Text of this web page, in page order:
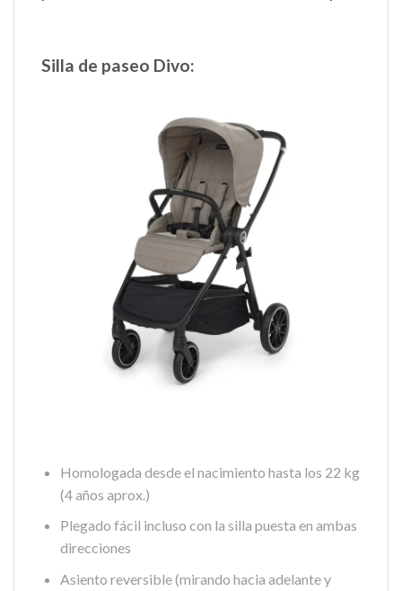
Silla de paseo Divo:
Homologada desde el nacimiento hasta los 22 kg
(4 años aprox.)
Plegado fácil incluso con la silla puesta en ambas
direcciones
Asiento reversible (mirando hacia adelante y